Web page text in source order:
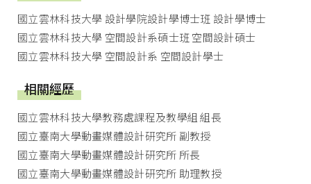
國立雲林科技大學 設計學院設計學博士班 設計學博士
國立雲林科技大學 空間設計系碩士班 空間設計碩士
國立雲林科技大學 空間設計系 空間設計學士
相關經歷
國立雲林科技大學教務處課程及教學組 組長
國立臺南大學動畫媒體設計研究所 副教授
國立臺南大學動畫媒體設計研究所 所長
國立臺南大學動畫媒體設計研究所 助理教授